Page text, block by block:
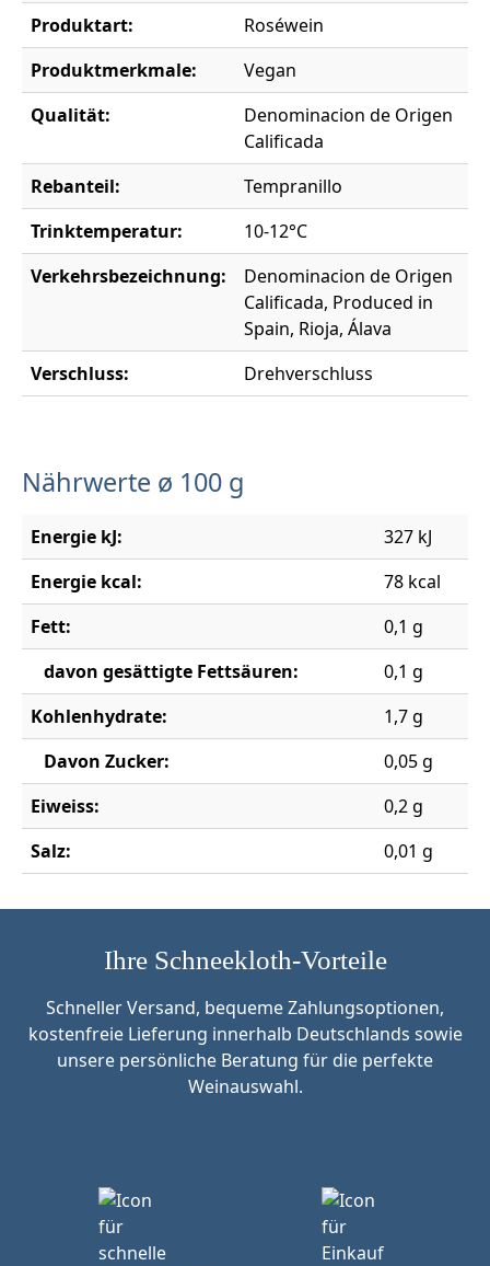
Produktart:
Roséwein
Produktmerkmale:
Vegan
Qualität:
Denominacion de Origen
Calificada
Rebanteil:
Tempranillo
Trinktemperatur:
10-12°C
Verkehrsbezeichnung:
Denominacion de Origen
Calificada, Produced in
Spain, Rioja, Álava
Verschluss:
Drehverschluss
Nährwerte ø 100 g
Energie kJ:
327 kJ
Energie kcal:
78 kcal
Fett:
0,1 g
davon gesättigte Fettsäuren:
0,1 g
Kohlenhydrate:
1,7 g
Davon Zucker:
0,05 g
Eiweiss:
0,2 g
Salz:
0,01 g
Ihre Schneekloth-Vorteile
Schneller Versand, bequeme Zahlungsoptionen,
kostenfreie Lieferung innerhalb Deutschlands sowie
unsere persönliche Beratung für die perfekte
Weinauswahl.